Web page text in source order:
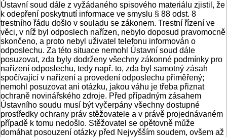
Ústavní soud dále z vyžádaného spisového materiálu zjistil, že
k odepření poskytnutí informace ve smyslu § 88 odst. 8
trestního řádu došlo v souladu se zákonem. Trestní řízení ve
věci, v níž byl odposlech nařízen, nebylo doposud pravomocně
skončeno, a proto nebyl uživatel telefonu informován o
odposlechu. Za této situace nemohl Ústavní soud dále
posuzovat, zda byly dodrženy všechny zákonné podmínky pro
nařízení odposlechu, tedy např. to, zda byl samotný zásah
spočívající v nařízení a provedení odposlechu přiměřený;
nemohl posuzovat ani otázku, jakou váhu je třeba přiznat
ochraně novinářského zdroje. Před případným zásahem
Ústavního soudu musí být vyčerpány všechny dostupné
prostředky ochrany práv stěžovatele a v právě projednávaném
případě k tomu nedošlo. Stěžovatel se opětovně může
domáhat posouzení otázky před Nejvyšším soudem, ovšem až